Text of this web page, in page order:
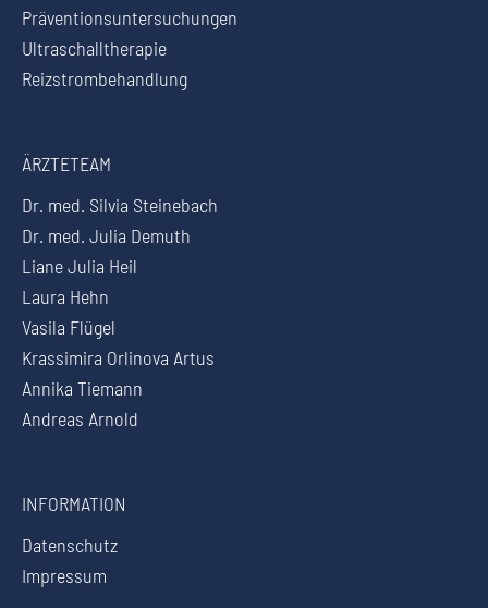
Präventionsuntersuchungen
Ultraschalltherapie
Reizstrombehandlung
ÄRZTETEAM
Dr. med. Silvia Steinebach
Dr. med. Julia Demuth
Liane Julia Heil
Laura Hehn
Vasila Flügel
Krassimira Orlinova Artus
Annika Tiemann
Andreas Arnold
INFORMATION
Datenschutz
Impressum